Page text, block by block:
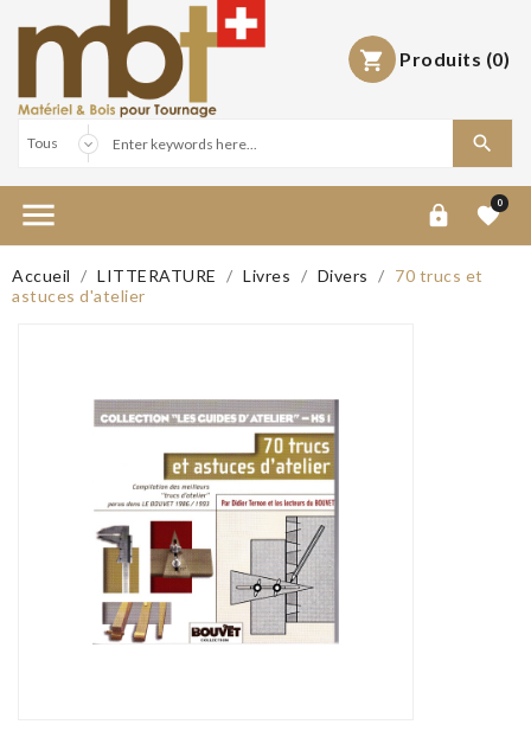
 Produits (0)

  0
Accueil LITTERATURE Livres Divers
70 trucs et
astuces d'atelier